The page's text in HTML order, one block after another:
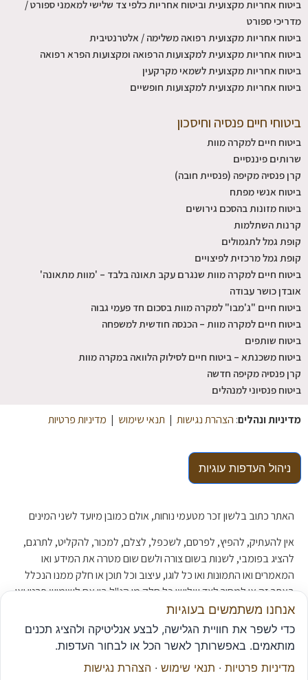
ביטוח אחריות מקצועית וביטוח אחריות כלפי צד שלישי למאמני ספורט /
מדריכי ספורט
ביטוח אחריות מקצועית רפואה משלימה / אלטרנטיבית
ביטוח אחריות מקצועית למקצועות הרפואה ומקצועות הפרא רפואה
ביטוח אחריות מקצועית לשמאי מקרקעין
ביטוח אחריות מקצועית למקצועות חופשיים
ביטוחי חיים פנסיה וחיסכון
ביטוח חיים למקרה מוות
שרותים פיננסיים
קרן פנסיה מקיפה (פנסיית חובה)
ביטוח אנשי מפתח
ביטוח מזונות בהסכם גירושים
קרנות השתלמות
קופת גמל לתגמולים
קופת גמל מרכזית לפיצויים
ביטוח חיים למקרה מוות שנגרם עקב תאונה בלבד – 'מוות מתאונה'
אובדן כושר עבודה
ביטוח חיים "ג'מבו" למקרה מוות בסכום חד פעמי גבוה
ביטוח חיים למקרה מוות – הכנסה חודשית למשפחה
ביטוח שותפים
ביטוח משכנתא – ביטוח חיים לסילוק הלוואה במקרה מוות
קרן פנסיה מקיפה חדשה
ביטוח פנסיוני למנהלים
מדיניות ונהלים: הצהרת נגישות | תנאי שימוש | מדיניות פרטיות
ניהול העדפות עוגיות
האתר כתוב בלשון זכר מטעמי נוחות, אולם כמובן מיועד לשני המינים
אין להעתיק, להפיץ, לפרסם, לשכפל, לצלם, למכור, להקליט, לתרגם,
להציג בפומבי, לשנות בשום צורה ולשם שום מטרה את המידע ואו
המאמרים ואו התמונות ואו כל לוגו, עיצוב וכל תוכן או חלק ממנו הנכלל
באתר זה או למסור לצד שלישי כל חלק מן הנ"ל בין אם לשימוש פרטי ואו
לשימוש מסחרי ללא אישור מפורש מראש ובכתב של סוכנות ה
"נתן יוכל –ביטוח פנסיה ופיננסים"
© נתן יוכל - ביטוח | פנסיה | פיננסים כל הזכויות שמורות.
אנחנו משתמשים בעוגיות
כדי לשפר את חוויית הגלישה, לבצע אנליטיקה ולהציג תכנים
מותאמים. באפשרותך לאשר הכל או לבחור העדפות.
מדיניות פרטיות · תנאי שימוש · הצהרת נגישות